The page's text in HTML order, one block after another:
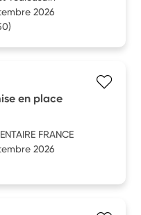
2026
en place
FRANCE
2026